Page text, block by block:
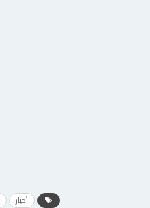
أخبار